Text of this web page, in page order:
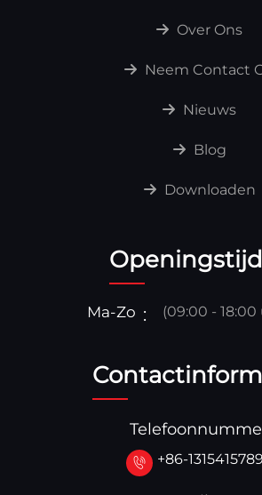
Over Ons
Neem Contact
Nieuws
Blog
Downloaden
Ma-Zo (09:00 - 18:00
+86-